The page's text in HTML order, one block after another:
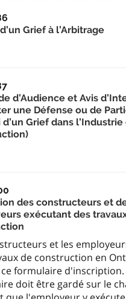
Grief à l’Arbitrage
d’Audience et Avis
une Défense ou de
Grief dans l’Industrie
des constructeurs et
exécutant des
et les
de construction en
formulaire d'inscription.
doit être gardé sur le